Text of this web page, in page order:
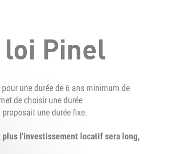
loi Pinel
une durée de 6 ans minimum de
de choisir une durée
une durée fixe.
plus l'investissement locatif sera long,